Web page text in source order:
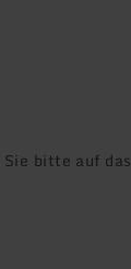
bitte auf das